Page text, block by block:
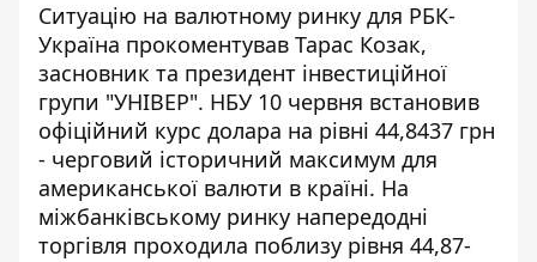
Ситуацію на валютному ринку для РБК-
Україна прокоментував Тарас Козак,
засновник та президент інвестиційної
групи "УНІВЕР". НБУ 10 червня встановив
офіційний курс долара на рівні 44,8437 грн
- черговий історичний максимум для
американської валюти в країні. На
міжбанківському ринку напередодні
торгівля проходила поблизу рівня 44,87-